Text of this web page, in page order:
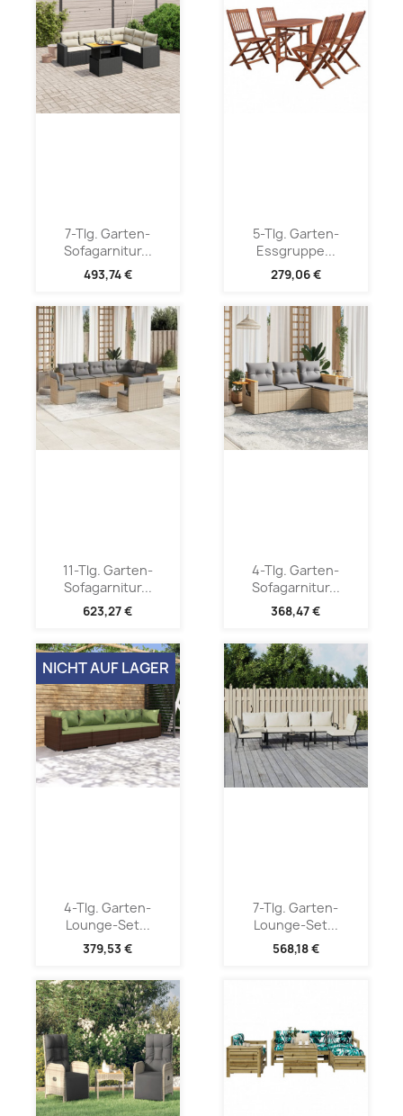
7-Tlg. Garten-
Sofagarnitur...
493,74 €
5-Tlg. Garten-
Essgruppe...
279,06 €
11-Tlg. Garten-
Sofagarnitur...
623,27 €
4-Tlg. Garten-
Sofagarnitur...
368,47 €
4-Tlg. Garten-
Lounge-Set...
379,53 €
NICHT AUF LAGER
7-Tlg. Garten-
Lounge-Set...
568,18 €